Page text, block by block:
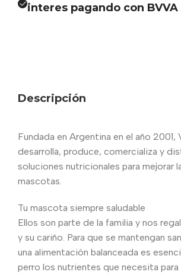
interes pagando con BVVA
Descripción
Fundada en Argentina en el año 2001,
desarrolla, produce, comercializa y
soluciones nutricionales para mejorar
mascotas.
Tu mascota siempre saludable
Ellos son parte de la familia y nos
y su cariño. Para que se mantengan
una alimentación balanceada es
perro los nutrientes que necesita para